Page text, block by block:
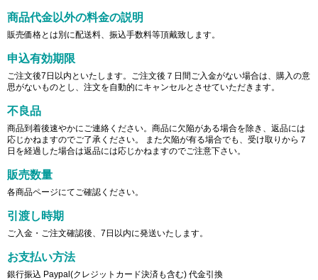
商品代金以外の料金の説明
販売価格とは別に配送料、振込手数料等頂戴致します。
申込有効期限
ご注文後7日以内といたします。ご注文後７日間ご入金がない場合は、購入の意
思がないものとし、注文を自動的にキャンセルとさせていただきます。
不良品
商品到着後速やかにご連絡ください。商品に欠陥がある場合を除き、返品には
応じかねますのでご了承ください。 また欠陥が有る場合でも、受け取りから７
日を経過した場合は返品には応じかねますのでご注意下さい。
販売数量
各商品ページにてご確認ください。
引渡し時期
ご入金・ご注文確認後、7日以内に発送いたします。
お支払い方法
銀行振込 Paypal(クレジットカード決済も含む) 代金引換